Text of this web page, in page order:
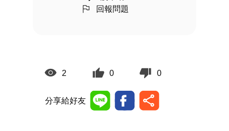
回報問題
2 0 0
分享給好友